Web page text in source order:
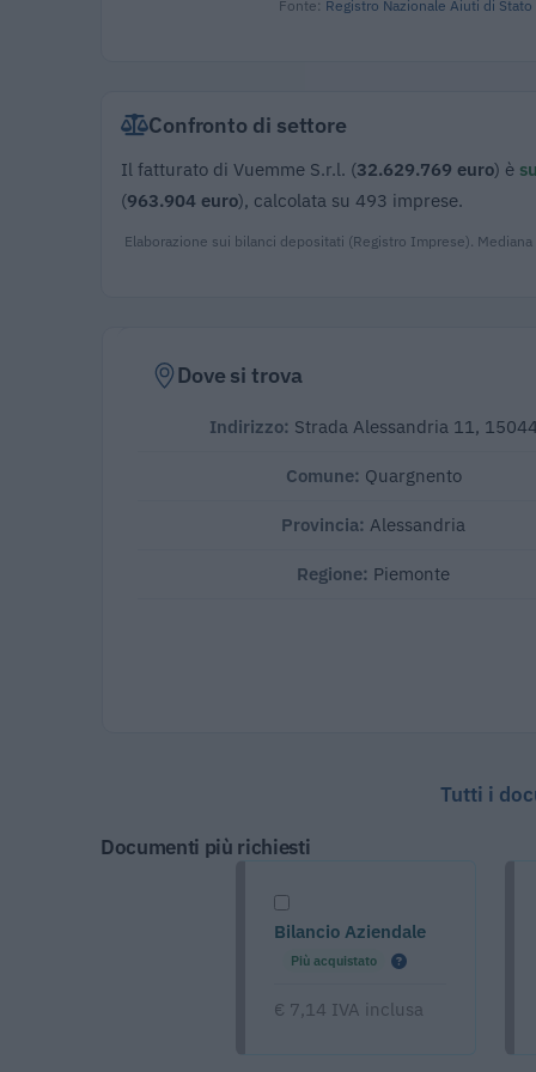
Fonte: Registro Nazionale Aiuti di Stato
Confronto di settore
Il fatturato di Vuemme S.r.l. (32.629.769 euro) è
(963.904 euro), calcolata su 493 imprese.
Elaborazione sui bilanci depositati (Registro Imprese). Mediana
Dove si trova
Indirizzo: Strada Alessandria 11, 15044
Comune: Quargnento
Provincia:Alessandria
Regione: Piemonte
Tutti i
Documenti più richiesti
Bilancio Aziendale
Più acquistato
€ 7,14 IVA inclusa